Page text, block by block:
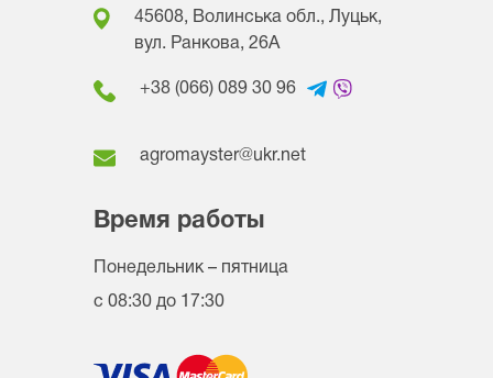
45608, Волинська обл., Луцьк,
вул. Ранкова, 26A
+38 (066) 089 30 96
agromayster@ukr.net
Время работы
Понедельник – пятница
с 08:30 до 17:30